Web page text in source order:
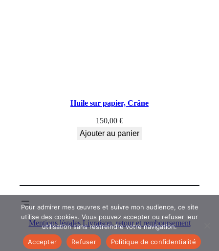
Huile sur papier, Crâne
150,00 €
Ajouter au panier
Mentions légales Livraison, retour et remboursement
Pour admirer mes œuvres et suivre mon audience, ce site
utilise des cookies. Vous pouvez accepter ou refuser leur
utilisation sans restreindre votre navigation.
Accepter
Refuser Politique de confidentialité